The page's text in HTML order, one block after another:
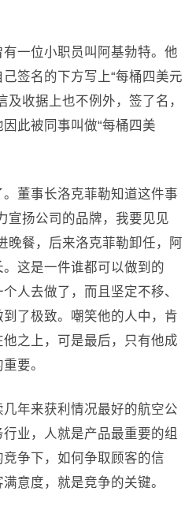
一位小职员叫阿基勃特。他
签名的下方写上“每桶四美元
及收据上也不例外，签了名，
此被同事叫做“每桶四美
董事长洛克菲勒知道这件事
宣扬公司的品牌，我要见见
晚餐，后来洛克菲勒卸任，阿
这是一件谁都可以做到的
人去做了，而且坚定不移、
了极致。嘲笑他的人中，肯
之上，可是最后，只有他成
要。
年来获利情况最好的航空公
业，人就是产品最重要的组
争下，如何争取顾客的信
意度，就是竞争的关键。